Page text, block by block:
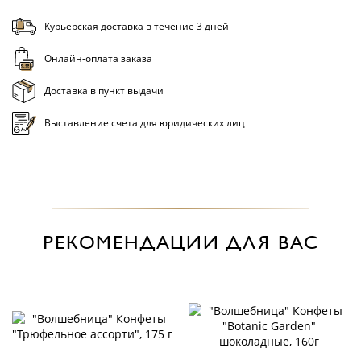
Курьерская доставка в течение 3 дней
Онлайн-оплата заказа
Доставка в пункт выдачи
Выставление счета для юридических лиц
РЕКОМЕНДАЦИИ ДЛЯ ВАС